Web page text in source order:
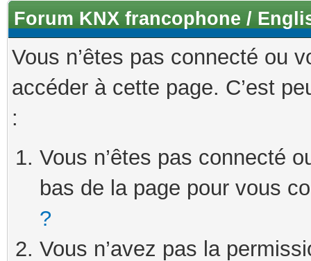
Forum KNX francophone /
Vous n’êtes pas connecté ou
accéder à cette page. C’est
:
Vous n’êtes pas connecté
bas de la page pour vous
?
Vous n’avez pas la